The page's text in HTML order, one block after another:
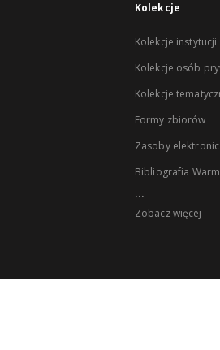
Kolekcje
Kolekcje instytucji
Kolekcje osób
Kolekcje
Formy zbiorów
Zasoby
Bibliografia
...
Zobacz więcej